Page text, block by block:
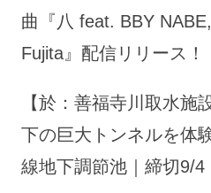
曲『八 feat. BBY
Fujita』配信リリース！
【於：善福寺川取水施
下の巨大トンネルを体
線地下調節池｜締切9/4